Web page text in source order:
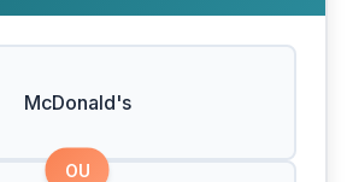
McDonald's
OU